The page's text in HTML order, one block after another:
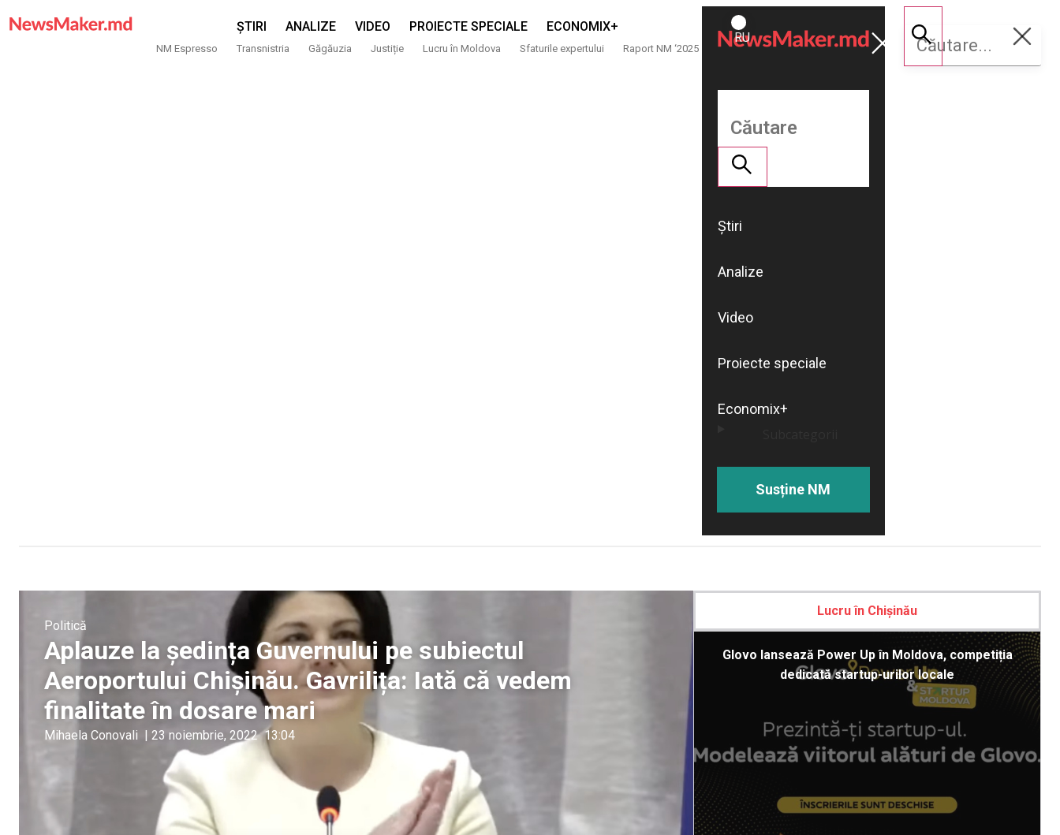
ȘTIRI ANALIZE VIDEO PROIECTE SPECIALE ECONOMIX+
NM Espresso Transnistria Găgăuzia Justiție Lucru în Moldova Sfaturile expertului Raport NM ‘2025
ROMÂNĂ
RU
Susține
NM
Știri
Analize
Video
Proiecte speciale
Economix+
Susține NM
Politică
Aplauze la ședința Guvernului pe subiectul
Aeroportului Chișinău. Gavrilița: Iată că vedem
finalitate în dosare mari
Mihaela Conovali | 23 noiembrie, 2022 13:04
Lucru în Chișinău
Glovo lansează Power Up în Moldova, competiția
dedicată startup-urilor locale